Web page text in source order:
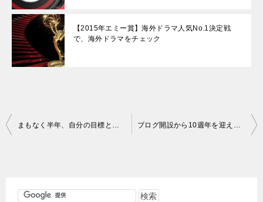
【2015年エミー賞】海外ドラマ人気No.1決定戦
で、海外ドラマをチェック
投